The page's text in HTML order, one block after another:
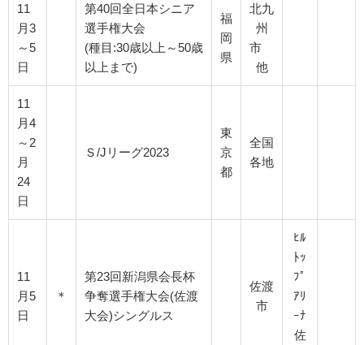
11
月3
～5
日
第40回全日本シニア
選手権大会
(種目:30歳以上～50歳
以上まで)
福
岡
県
北九
州
市
他
11
月4
～2
月
24
日
Ｓ/Jリーグ2023
東
京
都
全国
各地
11
月5
日
＊
第23回新潟県会長杯
争奪選手権大会(佐渡
大会)シングルス
佐渡
市
ﾋﾙ
ﾄｯ
ﾌﾟ
ｱﾘ
ｰﾅ
佐